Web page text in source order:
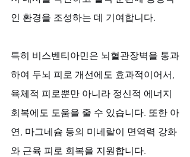
인 환경을 조성하는 데 기여합니다.
특히 비스벤티아민은 뇌혈관장벽을 통과
하여 두뇌 피로 개선에도 효과적이어서,
육체적 피로뿐만 아니라 정신적 에너지
회복에도 도움을 줄 수 있습니다. 또한 아
연, 마그네슘 등의 미네랄이 면역력 강화
와 근육 피로 회복을 지원합니다.